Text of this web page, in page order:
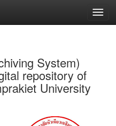
System)
repository of
University